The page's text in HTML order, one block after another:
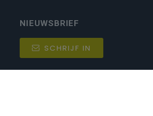
NIEUWSBRIEF
SCHRIJF IN